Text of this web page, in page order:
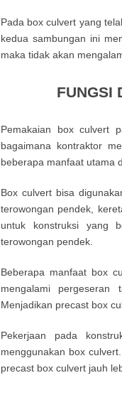
Pada box culvert yang
kedua sambungan ini
maka tidak akan
FUNGSI
Pemakaian box culvert
bagaimana kontraktor
beberapa manfaat utama
Box culvert bisa
terowongan pendek,
untuk konstruksi yang
terowongan pendek.
Beberapa manfaat box
mengalami
Menjadikan precast box
Pekerjaan pada
menggunakan box
precast box culvert jauh